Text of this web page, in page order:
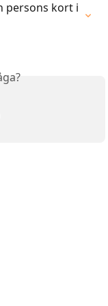
persons kort i